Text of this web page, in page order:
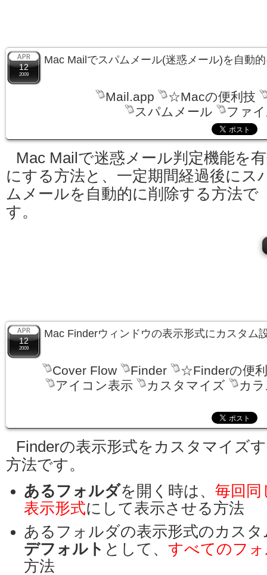
12
2009
Mac Mailでスパムメール(迷惑メール)を自動
Mail.app
☆Macの便利技
スパムメール
ファ
Mac Mailで迷惑メール判定機能を
にする方法と、一定期間経過後にス
ムメールを自動的に削除する方法で
す。
12
2009
Mac Finderウィンドウの表示形式にカスタム
Cover Flow Finder
☆Finderの便
アイコン表示
カスタマイズ カ
Finderの表示形式をカスタマイズ
方法です。
あるフォルダを開く時は、 毎回同
表示形式にして表示させる方法
あるフォルダの表示形式のカスタ
デフォルト として、 すべてのフ
方法